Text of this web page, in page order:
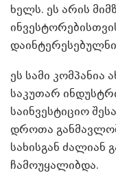
ხელს. ეს არის
ეს სამი
საკუთარ
საინვესტიციო
დროთა
სახისგან ძალიან
ჩამოუყალიბდა.